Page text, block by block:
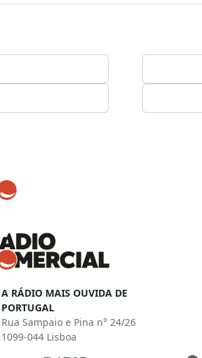
A RÁDIO MAIS OUVIDA DE
PORTUGAL
Rua Sampaio e Pina n° 24/26
1099-044 Lisboa